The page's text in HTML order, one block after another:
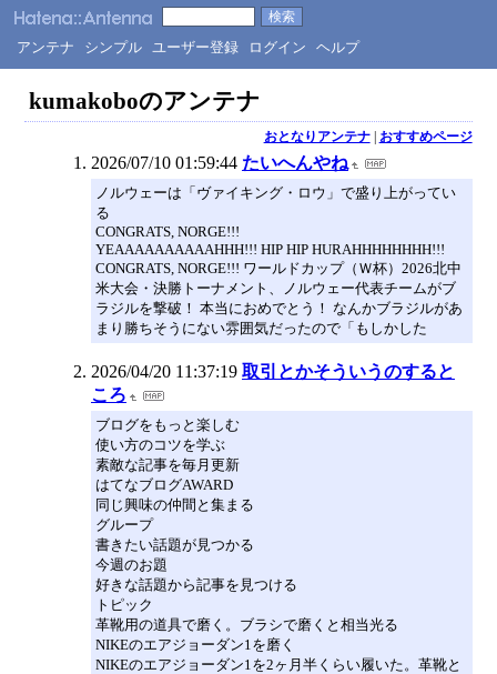
アンテナ シンプル ユーザー登録 ログイン ヘルプ
kumakoboのアンテナ
おとなりアンテナ| おすすめページ
2026/07/10 01:59:44 たいへんやね
ノルウェーは「ヴァイキング・ロウ」で盛り上がってい
る
CONGRATS, NORGE!!!
YEAAAAAAAAAAHHH!!! HIP HIP HURAHHHHHHHH!!!
CONGRATS, NORGE!!! ワールドカップ（Ｗ杯）2026北中
米大会・決勝トーナメント、ノルウェー代表チームがブ
ラジルを撃破！ 本当におめでとう！ なんかブラジルがあ
まり勝ちそうにない雰囲気だったので「もしかした
2026/04/20 11:37:19 取引とかそういうのすると
ころ
ブログをもっと楽しむ
使い方のコツを学ぶ
素敵な記事を毎月更新
はてなブログAWARD
同じ興味の仲間と集まる
グループ
書きたい話題が見つかる
今週のお題
好きな話題から記事を見つける
トピック
革靴用の道具で磨く。ブラシで磨くと相当光る
NIKEのエアジョーダン1を磨く
NIKEのエアジョーダン1を2ヶ月半くらい履いた。革靴と